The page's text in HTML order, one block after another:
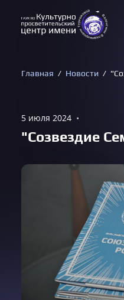
Главная Новости
5 июля 2024 •
"Созвездие